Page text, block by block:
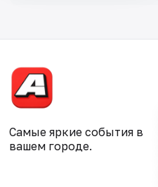
Самые яркие события в
вашем городе.